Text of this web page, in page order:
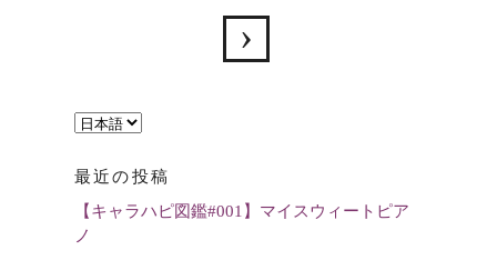
言
を
選
最近の投稿
【キャラハピ図鑑#001】マイスウィートピア
ノ